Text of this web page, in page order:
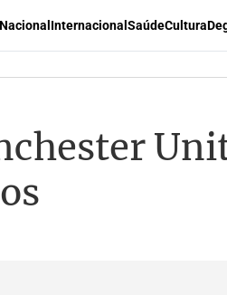
Nacional Internacional SaúdeCultura